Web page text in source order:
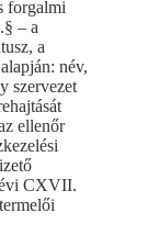
forgalmi
– a
a
név,
szervezet
ellenőr
évi CXVII.